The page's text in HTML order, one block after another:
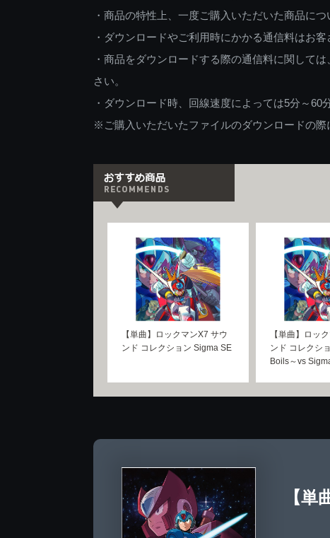
・商品の特性上、一度ご購入いただいた商品に
・ダウンロードやご利用時にかかる通信料はお客
・商品をダウンロードする際の通信料に関して
さい。
・ダウンロード時、回線速度によっては5分～60
※ご購入いただいたファイルのダウンロードの際
【単曲】ロックマンX7 サウ
ンド コレクション Sigma SE
【単曲】ロッ
ンド コレクシ
Boils～vs
【